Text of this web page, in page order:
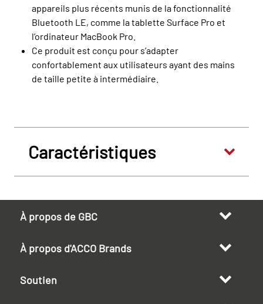
appareils plus récents munis de la fonctionnalité
Bluetooth LE, comme la tablette Surface Pro et
l’ordinateur MacBook Pro.
Ce produit est conçu pour s’adapter
confortablement aux utilisateurs ayant des mains
de taille petite à intermédiaire.
Caractéristiques
À propos de GBC
À propos d'ACCO Brands
Soutien